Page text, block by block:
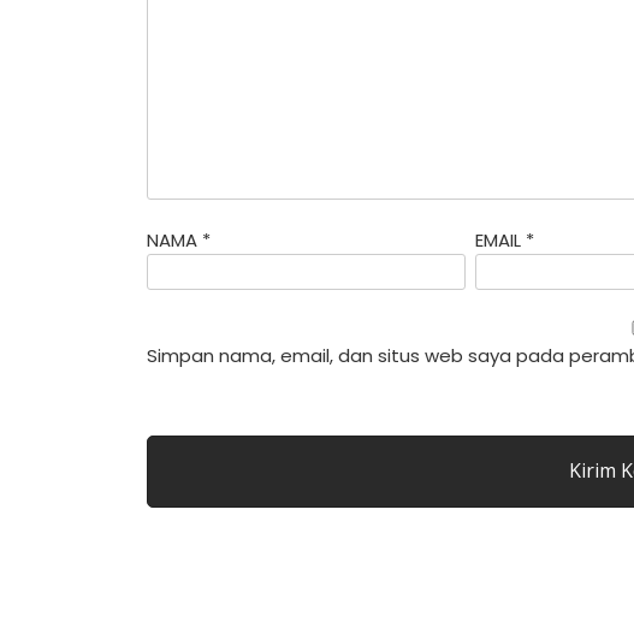
NAMA * EMAIL *
Simpan nama, email, dan situs web saya pada